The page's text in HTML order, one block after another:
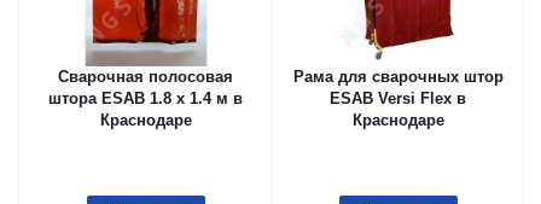
Сварочная полосовая
штора ESAB 1.8 x 1.4 м в
Краснодаре
Рама для сварочных штор
ESAB Versi Flex в
Краснодаре